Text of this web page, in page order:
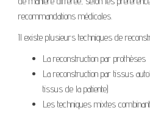
recommandations médicales.
Il existe plusieurs techniques de
La reconstruction par prothèses
La reconstruction par tissus
tissus de la patiente)
Les techniques mixtes